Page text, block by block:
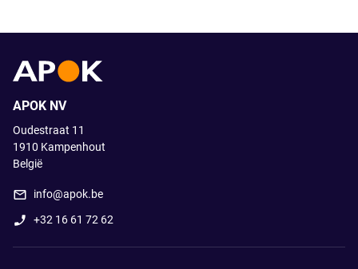
APOK NV
Oudestraat 11
1910 Kampenhout
België
info@apok.be
+32 16 61 72 62